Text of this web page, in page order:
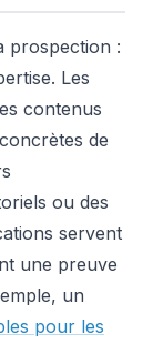
prospection :
Les
contenus
de
ou des
servent
une preuve
un
pour les